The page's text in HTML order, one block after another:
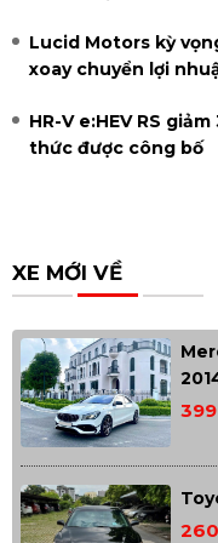
Lucid Motors kỳ
xoay chuyển lợi
HR-V e:HEV RS
thức được công bố
XE MỚI VỀ